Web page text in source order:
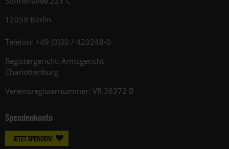
12059 Berlin
Telefon: +49 (0)30 / 420248-0
Registergericht: Amtsgericht
Charlottenburg
Vereinsregisternummer: VR 36372 B
Spendenkonto
JETZT SPENDEN!